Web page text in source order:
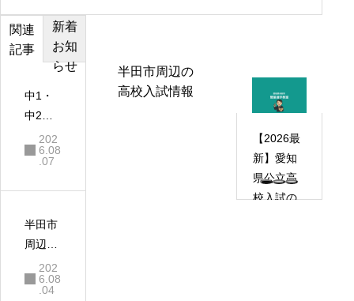
関連
記事
新着
お知
らせ
中1・
中2の
夏休み
が高校
左右す
田市の
塾長が
40年見
てきた
202
6.08
.07
半田市
周辺の
高校入
試情
202
6.08
.04
半田市周辺の
高校入試情報
【2026最
新】愛知
県公立高
校入試の